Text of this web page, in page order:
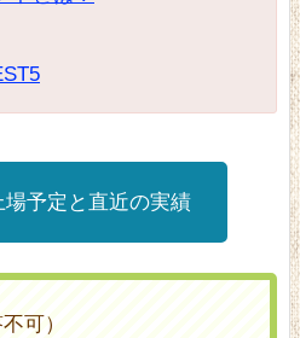
場予定と直近の実績
可）